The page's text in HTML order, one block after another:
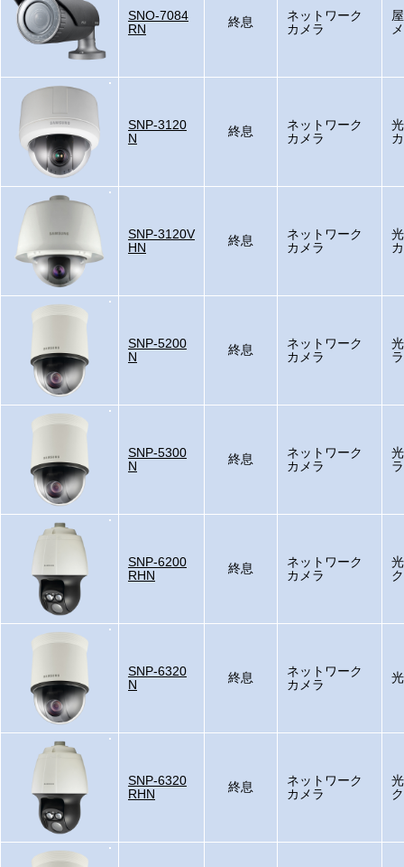
SNO-7084
RN
終息
ネットワーク
カメラ
SNP-3120
N
終息
ネットワーク
カメラ
SNP-3120V
HN
終息
ネットワーク
カメラ
SNP-5200
N
終息
ネットワーク
カメラ
ラ
SNP-5300
N
終息
ネットワーク
カメラ
ラ
SNP-6200
RHN
終息
ネットワーク
カメラ
SNP-6320
N
終息
ネットワーク
カメラ
SNP-6320
RHN
終息
ネットワーク
カメラ